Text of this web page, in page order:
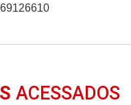
ACESSADOS